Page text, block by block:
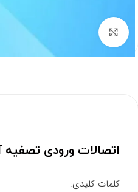
برای بزرگنمایی کلیک کنید
اتصالات ورودی
کلمات کلیدی: